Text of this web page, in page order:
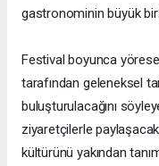
gastronominin büyük
Festival boyunca
tarafından geleneksel
buluşturulacağını
ziyaretçilerle
kültürünü yakından